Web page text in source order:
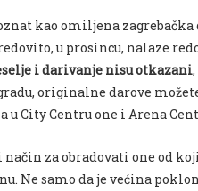
kao omiljena
u prosincu, nalaze
i darivanje nisu otkazani
originalne darove
u City Centru one i Arena
za obradovati one od
Ne samo da je većina